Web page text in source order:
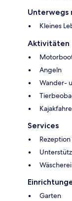
Unterwegs
Kleines
Aktivitäten
Angeln
Wander-
Services
Wäscherei
Garten